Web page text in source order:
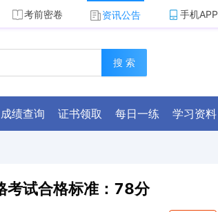
考前密卷 资讯公告 手机APP
搜 索
成绩查询 证书领取 每日一练 学习资料
考试合格标准：78分